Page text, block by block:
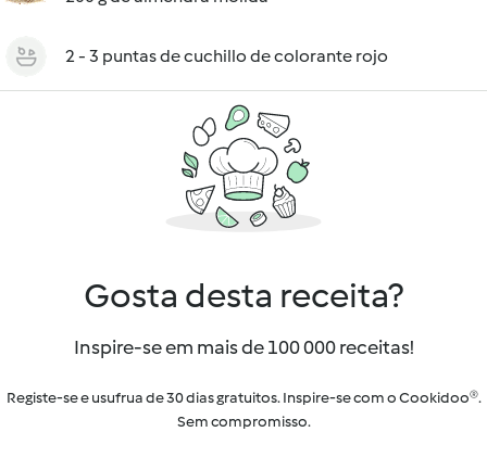
2 - 3 puntas de cuchillo de colorante rojo
Gosta desta receita?
Inspire-se em mais de 100 000 receitas!
Registe-se e usufrua de 30 dias gratuitos. Inspire-se com o Cookidoo®.
Sem compromisso.